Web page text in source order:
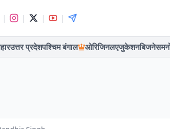
| | | |
उत्तर प्रदेशपश्चिम बंगाल ओरिजिनलएजुकेशनबिजनेस